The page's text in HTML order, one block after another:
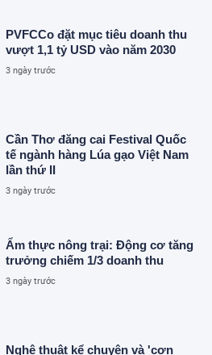
PVFCCo đặt mục tiêu doanh thu
vượt 1,1 tỷ USD vào năm 2030
3 ngày trước
Cần Thơ đăng cai Festival Quốc
tế ngành hàng Lúa gạo Việt Nam
lần thứ II
3 ngày trước
Ẩm thực nông trại: Động cơ tăng
trưởng chiếm 1/3 doanh thu
3 ngày trước
Nghệ thuật kể chuyện và 'cơn